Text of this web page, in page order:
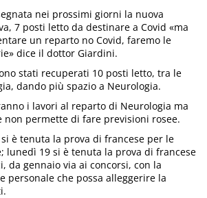
nei prossimi giorni la nuova
7 posti letto da destinare a Covid «ma
un reparto no Covid, faremo le
dice il dottor Giardini.
stati recuperati 10 posti letto, tra le
dando più spazio a Neurologia.
i lavori al reparto di Neurologia ma
non permette di fare previsioni rosee.
è tenuta la prova di francese per le
lunedì 19 si è tenuta la prova di francese
da gennaio via ai concorsi, con la
personale che possa alleggerire la